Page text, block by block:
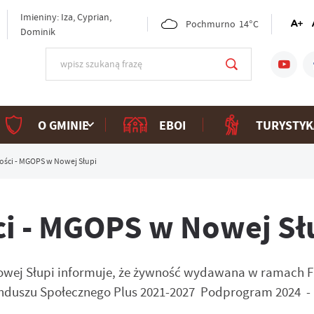
Imieniny: Iza, Cyprian,
Dominik
Pochmurno 14°C
O GMINIE EBOI
- MGOPS w Nowej Słupi
MGOPS w Nowej
Słupi informuje, że żywność wydawana w ramach
Społecznego Plus 2021-2027 Podprogram 2024